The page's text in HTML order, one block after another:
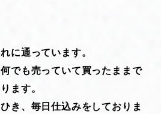
に通っています。
でも売っていて買ったままで
ます。
き、毎日仕込みをしておりま